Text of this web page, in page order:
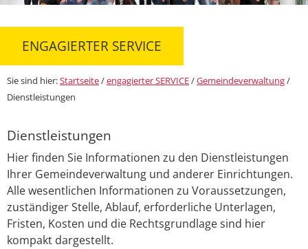
ENGAGIERTER SERVICE
Sie sind hier:Startseite/engagierter SERVICE/Gemeindeverwaltung/
Dienstleistungen
Dienstleistungen
Hier finden Sie Informationen zu den Dienstleistungen
Ihrer Gemeindeverwaltung und anderer Einrichtungen.
Alle wesentlichen Informationen zu Voraussetzungen,
zuständiger Stelle, Ablauf, erforderliche Unterlagen,
Fristen, Kosten und die Rechtsgrundlage sind hier
kompakt dargestellt.